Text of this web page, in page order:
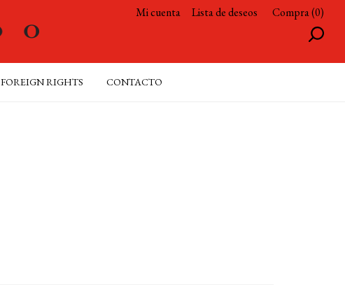
Mi cuenta Lista de deseos Compra (0)
FOREIGN RIGHTS CONTACTO